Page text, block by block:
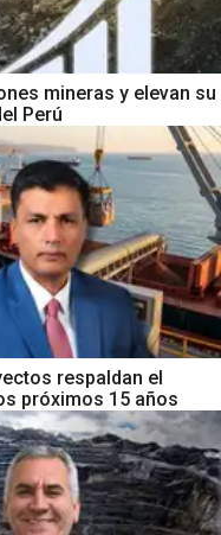
mineras y elevan su
Perú
respaldan el
próximos 15 años